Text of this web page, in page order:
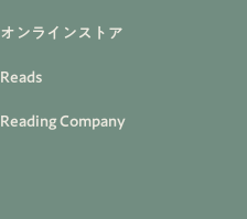
オンラインストア
Reads
Reading Company